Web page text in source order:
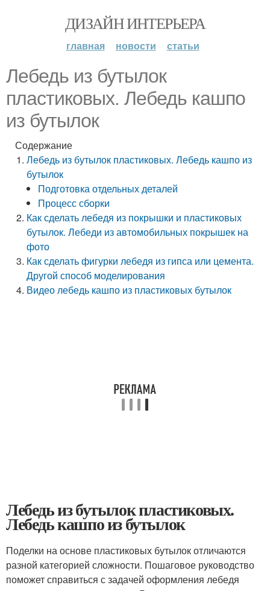
ДИЗАЙН ИНТЕРЬЕРА
главная новости статьи
Лебедь из бутылок
пластиковых. Лебедь кашпо
из бутылок
Содержание
Лебедь из бутылок пластиковых. Лебедь кашпо из
бутылок
Подготовка отдельных деталей
Процесс сборки
Как сделать лебедя из покрышки и пластиковых
бутылок. Лебеди из автомобильных покрышек на
фото
Как сделать фигурки лебедя из гипса или цемента.
Другой способ моделирования
Видео лебедь кашпо из пластиковых бутылок
Лебедь из бутылок пластиковых.
Лебедь кашпо из бутылок
Поделки на основе пластиковых бутылок отличаются
разной категорией сложности. Пошаговое руководство
поможет справиться с задачей оформления лебедя